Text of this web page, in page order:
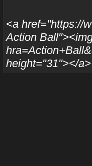
<a href="https://
Action
height="31"></a>